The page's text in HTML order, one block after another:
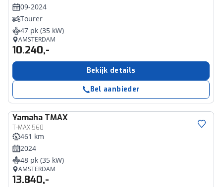
09-2024
Tourer
47 pk (35 kW)
AMSTERDAM
10.240,-
Bekijk details
Bel aanbieder
Yamaha TMAX
T-MAX 560
461 km
2024
48 pk (35 kW)
AMSTERDAM
13.840,-